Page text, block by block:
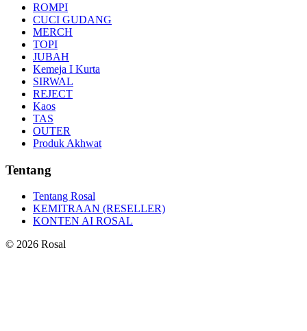
ROMPI
CUCI GUDANG
MERCH
TOPI
JUBAH
Kemeja I Kurta
SIRWAL
REJECT
Kaos
TAS
OUTER
Produk Akhwat
Tentang
Tentang Rosal
KEMITRAAN (RESELLER)
KONTEN AI ROSAL
© 2026 Rosal